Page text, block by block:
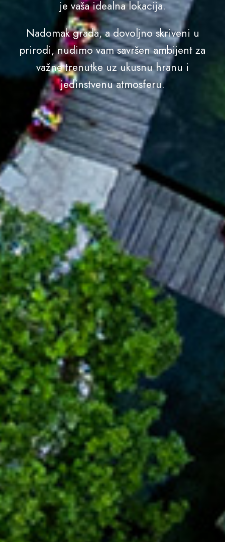
je vaša idealna lokacija.
Nadomak grada, a dovoljno skriveni u
prirodi, nudimo vam savršen ambijent za
važne trenutke uz ukusnu hranu i
jedinstvenu atmosferu.